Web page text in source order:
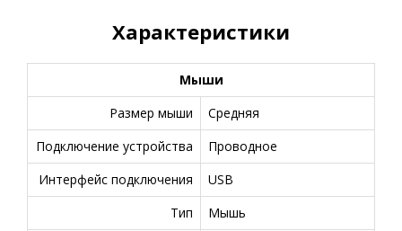
Характеристики
Мыши
Размер мыши
Средняя
Подключение устройства
Проводное
Интерфейс подключения
USB
Тип
Мышь